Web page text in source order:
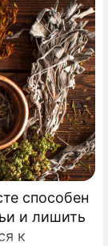
способен
и лишить
к